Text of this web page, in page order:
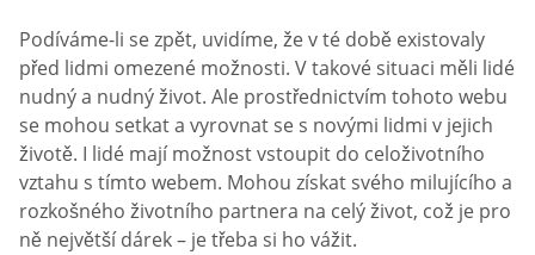
Podíváme-li se zpět, uvidíme, že v té době existovaly
před lidmi omezené možnosti. V takové situaci měli lidé
nudný a nudný život. Ale prostřednictvím tohoto webu
se mohou setkat a vyrovnat se s novými lidmi v jejich
životě. I lidé mají možnost vstoupit do celoživotního
vztahu s tímto webem. Mohou získat svého milujícího a
rozkošného životního partnera na celý život, což je pro
ně největší dárek – je třeba si ho vážit.